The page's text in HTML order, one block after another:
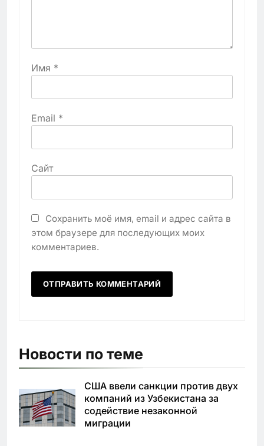
Имя *
Email *
Сайт
Сохранить моё имя, email и адрес сайта в
этом браузере для последующих моих
комментариев.
Новости по теме
США ввели санкции против двух
компаний из Узбекистана за
содействие незаконной
миграции